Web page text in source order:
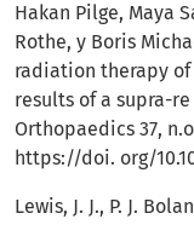
Hakan Pilge, Maya
Rothe, y Boris
radiation therapy
results of a supra-
Orthopaedics 37,
https://doi. org/
Lewis, J. J., P. J.